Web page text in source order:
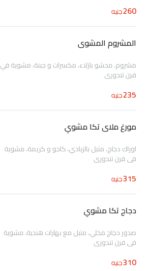
260جنيه
المشروم المشوى
مشروم، محشو بازلاء، مكسرات و جبنة، مشوية في
فرن تندوري
235جنيه
مورغ ملاى تكا مشوي
اوراك دجاج، متبل بالزبادي، كاجو و كريمة، مشوية
في فرن تندوري
315جنيه
دجاج تكا مشوي
صدور دجاج مخلي، متبل مع بهارات هندية، مشوية
في فرن تندوري
310جنيه